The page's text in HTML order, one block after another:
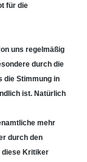
für die
uns regelmäßig
durch die
die Stimmung in
ist. Natürlich
mehr
durch den
diese Kritiker